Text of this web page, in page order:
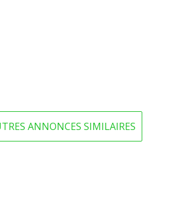
ANNONCES SIMILAIRES